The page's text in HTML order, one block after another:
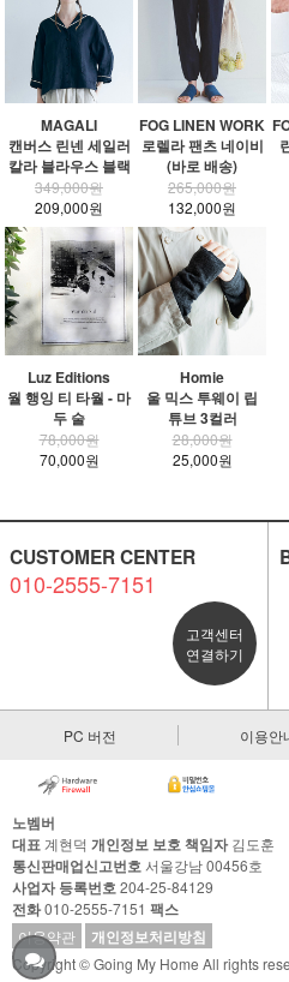
MAGALI
캔버스 린넨 세일러
칼라 블라우스 블랙
349,000원
209,000원
FOG LINEN WORK
로렐라 팬츠 네이비
(바로 배송)
265,000원
132,000원
Luz Editions
월 행잉 티 타월 - 마
두 술
78,000원
70,000원
Homie
울 믹스 투웨이 립
튜브 3컬러
28,000원
25,000원
CUSTOMER CENTER
010-2555-7151
고객센터
연결하기
PC 버전 이용안
노벰버
대표 계현덕 개인정보 보호 책임자김도훈
통신판매업신고번호 서울강남 00456호
사업자 등록번호204-25-84129
전화010-2555-7151 팩스
이용약관 개인정보처리방침
Copyright © Going My Home All rights